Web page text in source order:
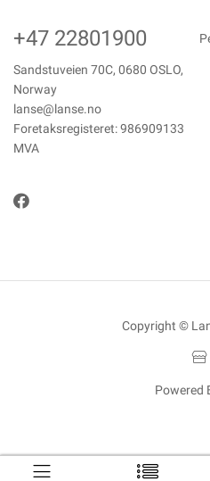
+47 22801900
Sandstuveien 70C, 0680 OSLO,
Norway
lanse@lanse.no
Foretaksregisteret: 986909133
MVA
Copyright ©
Powered